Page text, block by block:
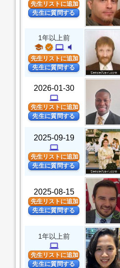
先生リストに追加
先生に質問する
1年以上前
school verified computer volume_mute
先生リストに追加
先生に質問する
2026-01-30
computer
先生リストに追加
先生に質問する
2025-09-19
computer
先生リストに追加
先生に質問する
2025-08-15
先生リストに追加
先生に質問する
1年以上前
computer
先生リストに追加
先生に質問する